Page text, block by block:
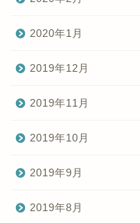
2020年1月
2019年12月
2019年11月
2019年10月
2019年9月
2019年8月